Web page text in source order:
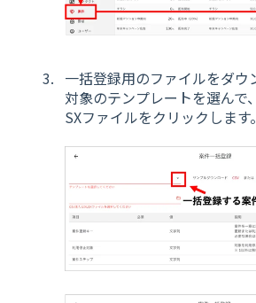
一括登録用のファイルをダウ
対象のテンプレートを選んで
SXファイルをクリックします。